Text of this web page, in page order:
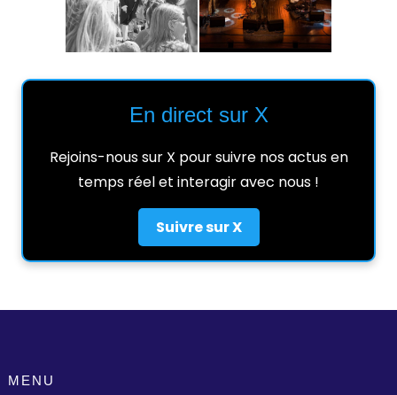
En direct sur X
Rejoins-nous sur X pour suivre nos actus en
temps réel et interagir avec nous !
Suivre sur X
MENU